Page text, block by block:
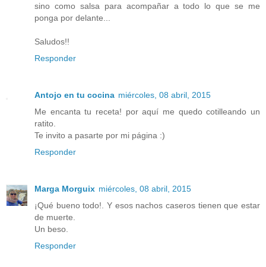
sino como salsa para acompañar a todo lo que se me
ponga por delante...
Saludos!!
Responder
Antojo en tu cocina miércoles, 08 abril, 2015
Me encanta tu receta! por aquí me quedo cotilleando un
ratito.
Te invito a pasarte por mi página :)
Responder
Marga Morguix miércoles, 08 abril, 2015
¡Qué bueno todo!. Y esos nachos caseros tienen que estar
de muerte.
Un beso.
Responder